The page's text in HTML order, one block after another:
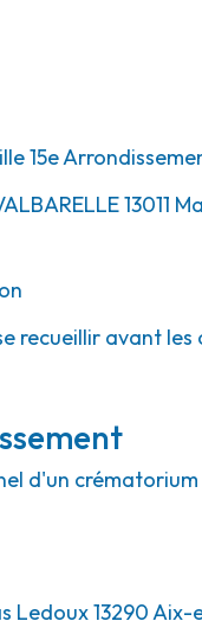
15e
13011
recueillir avant les
d'un
Ledoux 13290 Aix-